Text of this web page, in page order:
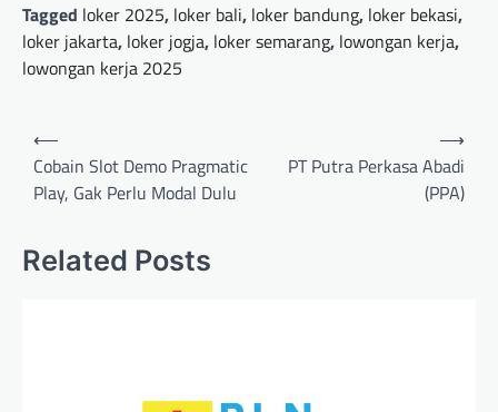
Tagged loker 2025, loker bali, loker bandung, loker bekasi,
loker jakarta, loker jogja, loker semarang, lowongan kerja,
lowongan kerja 2025
Post
navigation
⟵
Cobain Slot Demo Pragmatic
Play, Gak Perlu Modal Dulu
PT Putra Perkasa Abadi
(PPA)
⟶
Related Posts